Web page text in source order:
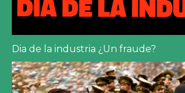
Dia de la industria ¿Un fraude?